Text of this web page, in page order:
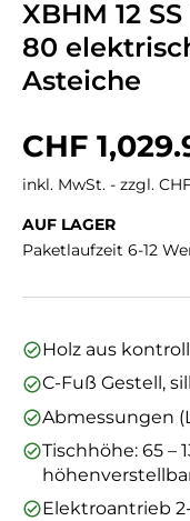
XBHM 12
80
Asteiche
Normaler
CHF
inkl. MwSt. - zzgl.
AUF LAGER
Paketlaufzeit 6-12
Holz aus
C-Fuß Gestell,
Abmessungen
Tischhöhe: 65 –
Elektroantrieb